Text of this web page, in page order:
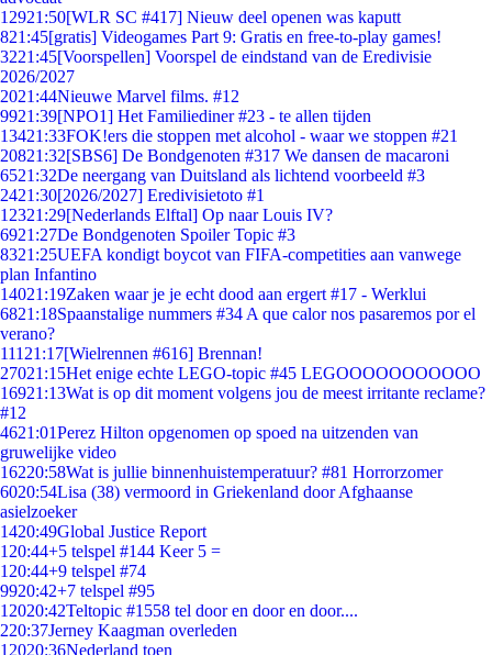
12921:50[WLR SC #417] Nieuw deel openen was kaputt
821:45[gratis] Videogames Part 9: Gratis en free-to-play games!
3221:45[Voorspellen] Voorspel de eindstand van de Eredivisie
2026/2027
2021:44Nieuwe Marvel films. #12
9921:39[NPO1] Het Familiediner #23 - te allen tijden
13421:33FOK!ers die stoppen met alcohol - waar we stoppen #21
20821:32[SBS6] De Bondgenoten #317 We dansen de macaroni
6521:32De neergang van Duitsland als lichtend voorbeeld #3
2421:30[2026/2027] Eredivisietoto #1
12321:29[Nederlands Elftal] Op naar Louis IV?
6921:27De Bondgenoten Spoiler Topic #3
8321:25UEFA kondigt boycot van FIFA-competities aan vanwege
plan Infantino
14021:19Zaken waar je je echt dood aan ergert #17 - Werklui
6821:18Spaanstalige nummers #34 A que calor nos pasaremos por el
verano?
111 21:17[Wielrennen #616] Brennan!
27021:15Het enige echte LEGO-topic #45 LEGOOOOOOOOOOO
16921:13Wat is op dit moment volgens jou de meest irritante reclame?
#12
4621:01Perez Hilton opgenomen op spoed na uitzenden van
gruwelijke video
16220:58Wat is jullie binnenhuistemperatuur? #81 Horrorzomer
6020:54Lisa (38) vermoord in Griekenland door Afghaanse
asielzoeker
1420:49Global Justice Report
1 20:44+5 telspel #144 Keer 5 =
1 20:44+9 telspel #74
9920:42+7 telspel #95
12020:42Teltopic #1558 tel door en door en door....
220:37Jerney Kaagman overleden
12020:36Nederland toen